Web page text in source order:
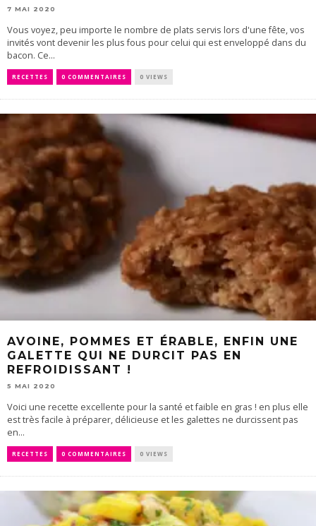
7 MAI 2020
Vous voyez, peu importe le nombre de plats servis lors d'une fête, vos
invités vont devenir les plus fous pour celui qui est enveloppé dans du
bacon. Ce...
RECETTES 0 COMMENTAIRES 0 VIEWS
AVOINE, POMMES ET ÉRABLE, ENFIN UNE
GALETTE QUI NE DURCIT PAS EN
REFROIDISSANT !
5 MAI 2020
Voici une recette excellente pour la santé et faible en gras ! en plus elle
est très facile à préparer, délicieuse et les galettes ne durcissent pas
en...
RECETTES 0 COMMENTAIRES 0 VIEWS